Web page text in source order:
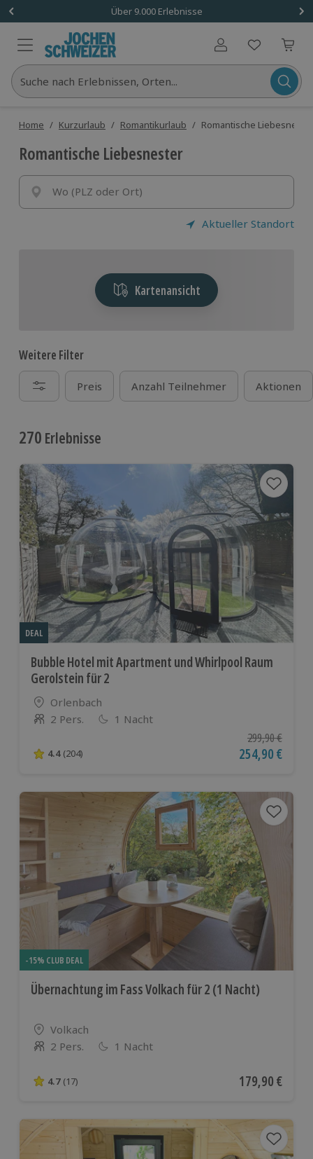
Über 9.000 Erlebnisse
Benutzerkonto
Suche nach Erlebnissen, Orten...
Home / Kurzurlaub / Romantikurlaub / Romantische Liebesnester
Romantische Liebesnester
Wo (PLZ oder Ort)
Aktueller Standort
Kartenansicht
Weitere Filter
Preis Anzahl Teilnehmer Aktionen
270 Erlebnisse
DEAL
Bubble Hotel mit Apartment und Whirlpool Raum
Gerolstein für 2
Standort
Orlenbach
Anzahl der Teilnehmer
2 Pers. 1 Nacht
4.4 von 5 Sternen basierend auf 204 Bewertungen
4.4 (204)
Ursprünglicher
299,90 €
Aktueller Preis
254,90 €
-15% CLUB DEAL
Übernachtung im Fass Volkach für 2 (1 Nacht)
Standort
Volkach
Anzahl der Teilnehmer
2 Pers. 1 Nacht
4.7 von 5 Sternen basierend auf 17 Bewertungen
4.7 (17) Aktueller Preis
179,90 €